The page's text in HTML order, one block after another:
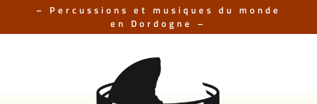
– Percussions et musiques du monde
en Dordogne –